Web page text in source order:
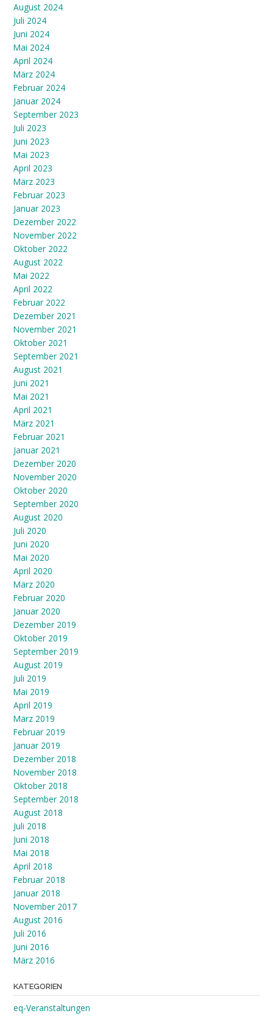
August 2024
Juli 2024
Juni 2024
Mai 2024
April 2024
März 2024
Februar 2024
Januar 2024
September 2023
Juli 2023
Juni 2023
Mai 2023
April 2023
März 2023
Februar 2023
Januar 2023
Dezember 2022
November 2022
Oktober 2022
August 2022
Mai 2022
April 2022
Februar 2022
Dezember 2021
November 2021
Oktober 2021
September 2021
August 2021
Juni 2021
Mai 2021
April 2021
März 2021
Februar 2021
Januar 2021
Dezember 2020
November 2020
Oktober 2020
September 2020
August 2020
Juli 2020
Juni 2020
Mai 2020
April 2020
März 2020
Februar 2020
Januar 2020
Dezember 2019
Oktober 2019
September 2019
August 2019
Juli 2019
Mai 2019
April 2019
März 2019
Februar 2019
Januar 2019
Dezember 2018
November 2018
Oktober 2018
September 2018
August 2018
Juli 2018
Juni 2018
Mai 2018
April 2018
Februar 2018
Januar 2018
November 2017
August 2016
Juli 2016
Juni 2016
März 2016
KATEGORIEN
eq-Veranstaltungen